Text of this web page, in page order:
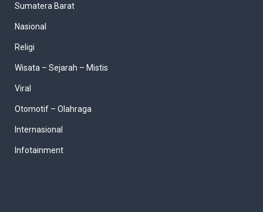
Sumatera Barat
Nasional
Religi
Wisata – Sejarah – Mistis
Viral
Otomotif – Olahraga
Internasional
Infotainment